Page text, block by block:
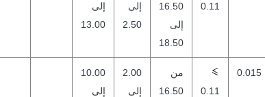
0.11
16.50
إلى
18.50
إلى
2.50
إلى
13.00
0.015
0.11
من
16.50
2.00
إلى
10.00
إلى